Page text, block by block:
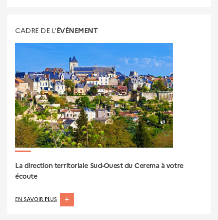
CADRE DE L'ÉVÉNEMENT
La direction territoriale Sud-Ouest du Cerema à votre
écoute
EN SAVOIR PLUS ABOUT